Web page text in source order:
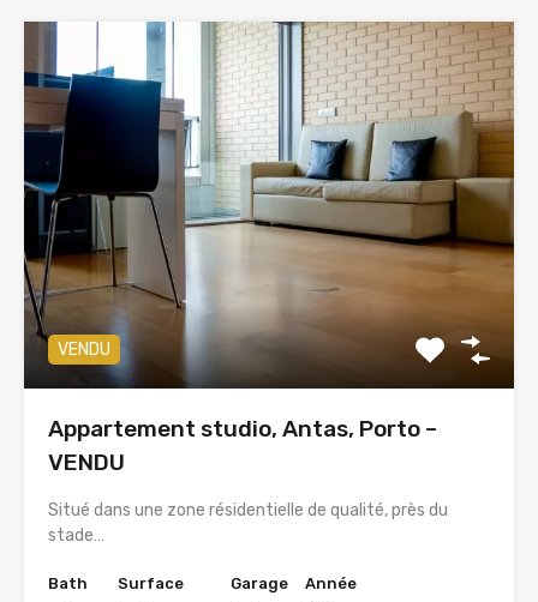
VENDU
Appartement studio, Antas, Porto –
VENDU
Situé dans une zone résidentielle de qualité, près du
stade…
Bath
Surface
Garage
Année